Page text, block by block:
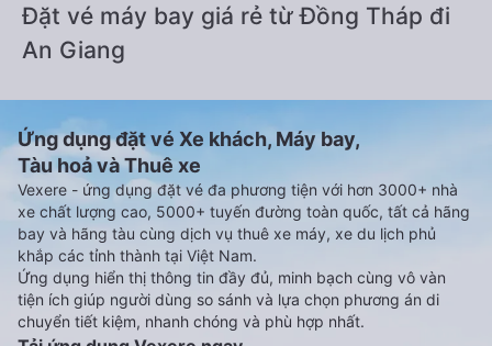
Đặt vé máy bay giá rẻ từ Đồng Tháp đi
An Giang
Ứng dụng đặt vé Xe khách, Máy bay,
Tàu hoả và Thuê xe
Vexere - ứng dụng đặt vé đa phương tiện với hơn 3000+ nhà
xe chất lượng cao, 5000+ tuyến đường toàn quốc, tất cả hãng
bay và hãng tàu cùng dịch vụ thuê xe máy, xe du lịch phủ
khắp các tỉnh thành tại Việt Nam.
Ứng dụng hiển thị thông tin đầy đủ, minh bạch cùng vô vàn
tiện ích giúp người dùng so sánh và lựa chọn phương án di
chuyển tiết kiệm, nhanh chóng và phù hợp nhất.